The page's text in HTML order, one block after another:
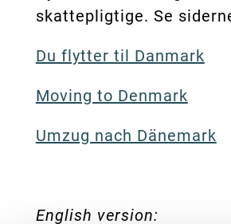
skattepligtige. Se
Du flytter til Danmark
Moving to Denmark
Umzug nach Dänemark
English version: